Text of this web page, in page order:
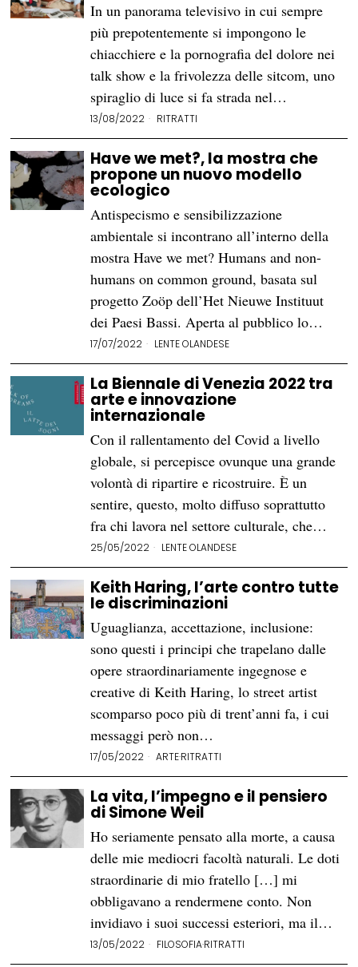
In un panorama televisivo in cui sempre
più prepotentemente si impongono le
chiacchiere e la pornografia del dolore nei
talk show e la frivolezza delle sitcom, uno
spiraglio di luce si fa strada nel…
13/08/2022 RITRATTI
Have we met?, la mostra che
propone un nuovo modello
ecologico
Antispecismo e sensibilizzazione
ambientale si incontrano all’interno della
mostra Have we met? Humans and non-
humans on common ground, basata sul
progetto Zoöp dell’Het Nieuwe Instituut
dei Paesi Bassi. Aperta al pubblico lo…
17/07/2022 LENTE OLANDESE
La Biennale di Venezia 2022 tra
arte e innovazione
internazionale
Con il rallentamento del Covid a livello
globale, si percepisce ovunque una grande
volontà di ripartire e ricostruire. È un
sentire, questo, molto diffuso soprattutto
fra chi lavora nel settore culturale, che…
25/05/2022 LENTE OLANDESE
Keith Haring, l’arte contro tutte
le discriminazioni
Uguaglianza, accettazione, inclusione:
sono questi i principi che trapelano dalle
opere straordinariamente ingegnose e
creative di Keith Haring, lo street artist
scomparso poco più di trent’anni fa, i cui
messaggi però non…
17/05/2022 ARTE·RITRATTI
La vita, l’impegno e il pensiero
di Simone Weil
Ho seriamente pensato alla morte, a causa
delle mie mediocri facoltà naturali. Le doti
straordinarie di mio fratello […] mi
obbligavano a rendermene conto. Non
invidiavo i suoi successi esteriori, ma il…
13/05/2022 FILOSOFIA·RITRATTI